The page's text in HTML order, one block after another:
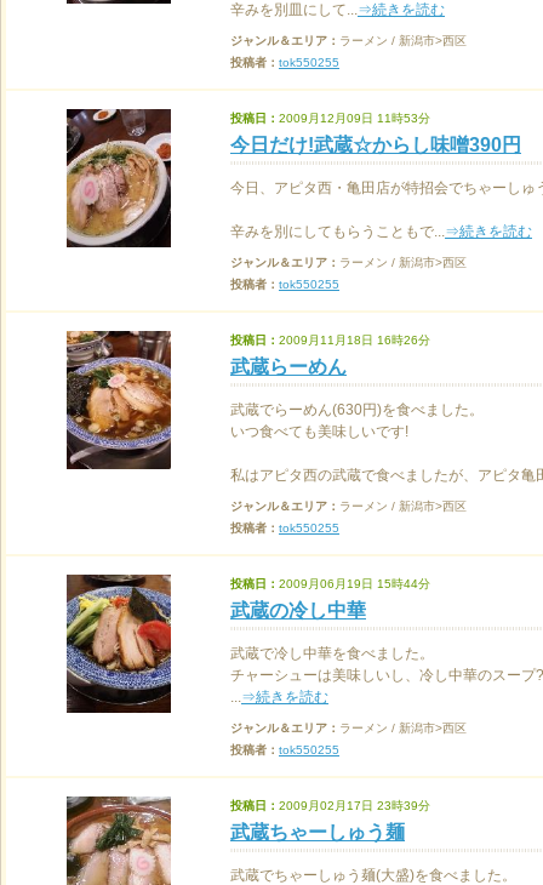
辛みを別皿にして...⇒続きを読む
ジャンル＆エリア： ラーメン / 新潟市>西区
投稿者： tok550255
投稿日： 2009月12月09日 11時53分
今日だけ!武蔵☆からし味噌390円
今日、アピタ西・亀田店が特招会でちゃーし
辛みを別にしてもらうこともで...⇒続きを読む
ジャンル＆エリア： ラーメン / 新潟市>西区
投稿者： tok550255
投稿日： 2009月11月18日 16時26分
武蔵らーめん
武蔵でらーめん(630円)を食べました。
いつ食べても美味しいです!
私はアピタ西の武蔵で食べましたが、アピタ亀
ジャンル＆エリア： ラーメン / 新潟市>西区
投稿者： tok550255
投稿日： 2009月06月19日 15時44分
武蔵の冷し中華
武蔵で冷し中華を食べました。
チャーシューは美味しいし、冷し中華のスー
...⇒続きを読む
ジャンル＆エリア： ラーメン / 新潟市>西区
投稿者： tok550255
投稿日： 2009月02月17日 23時39分
武蔵ちゃーしゅう麺
武蔵でちゃーしゅう麺(大盛)を食べました。